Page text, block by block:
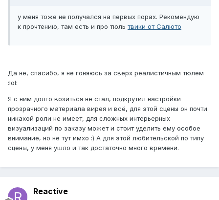
у меня тоже не получался на первых порах. Рекомендую
к прочтению, там есть и про тюль твики от Салюто
Да не, спасибо, я не гоняюсь за сверх реалистичным тюлем
:lol:
Я с ним долго возиться не стал, подкрутил настройки
прозрачного материала вирея и всё, для этой сцены он почти
никакой роли не имеет, для сложных интерьерных
визуализаций по заказу может и стоит уделить ему особое
внимание, но не тут имхо :) А для этой любительской по типу
сцены, у меня ушло и так достаточно много времени.
Reactive